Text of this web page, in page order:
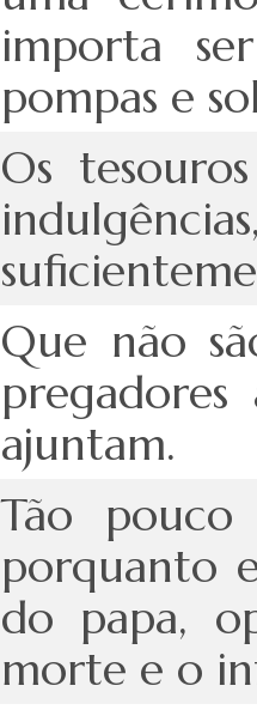
importa
pompas e
Os
Que não
ajuntam.
Tão
porquanto
do papa,
morte e o